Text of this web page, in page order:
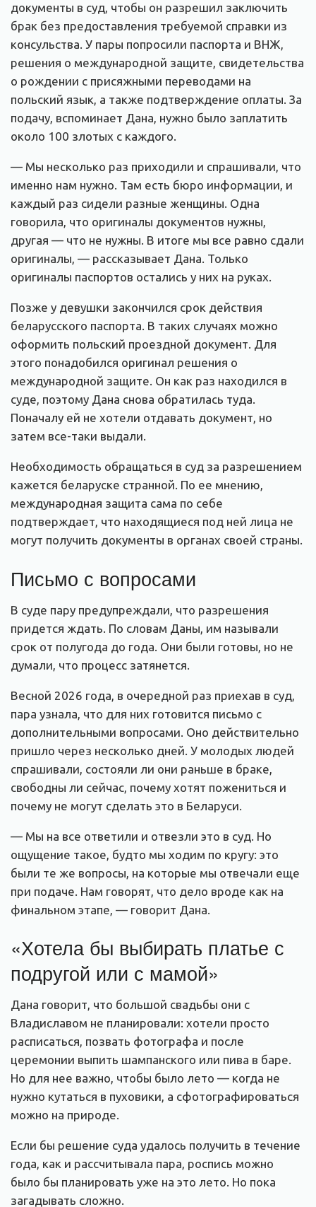
документы в суд, чтобы он разрешил заключить
брак без предоставления требуемой справки из
консульства. У пары попросили паспорта и ВНЖ,
решения о международной защите, свидетельства
о рождении с присяжными переводами на
польский язык, а также подтверждение оплаты. За
подачу, вспоминает Дана, нужно было заплатить
около 100 злотых с каждого.
— Мы несколько раз приходили и спрашивали, что
именно нам нужно. Там есть бюро информации, и
каждый раз сидели разные женщины. Одна
говорила, что оригиналы документов нужны,
другая — что не нужны. В итоге мы все равно сдали
оригиналы, — рассказывает Дана. Только
оригиналы паспортов остались у них на руках.
Позже у девушки закончился срок действия
беларусского паспорта. В таких случаях можно
оформить польский проездной документ. Для
этого понадобился оригинал решения о
международной защите. Он как раз находился в
суде, поэтому Дана снова обратилась туда.
Поначалу ей не хотели отдавать документ, но
затем все-таки выдали.
Необходимость обращаться в суд за разрешением
кажется беларуске странной. По ее мнению,
международная защита сама по себе
подтверждает, что находящиеся под ней лица не
могут получить документы в органах своей страны.
Письмо с вопросами
В суде пару предупреждали, что разрешения
придется ждать. По словам Даны, им называли
срок от полугода до года. Они были готовы, но не
думали, что процесс затянется.
Весной 2026 года, в очередной раз приехав в суд,
пара узнала, что для них готовится письмо с
дополнительными вопросами. Оно действительно
пришло через несколько дней. У молодых людей
спрашивали, состояли ли они раньше в браке,
свободны ли сейчас, почему хотят пожениться и
почему не могут сделать это в Беларуси.
— Мы на все ответили и отвезли это в суд. Но
ощущение такое, будто мы ходим по кругу: это
были те же вопросы, на которые мы отвечали еще
при подаче. Нам говорят, что дело вроде как на
финальном этапе, — говорит Дана.
«Хотела бы выбирать платье с
подругой или с мамой»
Дана говорит, что большой свадьбы они с
Владиславом не планировали: хотели просто
расписаться, позвать фотографа и после
церемонии выпить шампанского или пива в баре.
Но для нее важно, чтобы было лето — когда не
нужно кутаться в пуховики, а сфотографироваться
можно на природе.
Если бы решение суда удалось получить в течение
года, как и рассчитывала пара, роспись можно
было бы планировать уже на это лето. Но пока
загадывать сложно.